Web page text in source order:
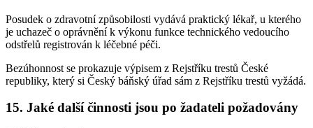
Posudek o zdravotní způsobilosti vydává praktický lékař, u kterého
je uchazeč o oprávnění k výkonu funkce technického vedoucího
odstřelů registrován k léčebné péči.
Bezúhonnost se prokazuje výpisem z Rejstříku trestů České
republiky, který si Český báňský úřad sám z Rejstříku trestů vyžádá.
15. Jaké další činnosti jsou po žadateli požadovány